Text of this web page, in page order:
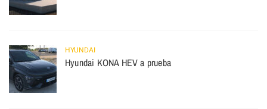
HYUNDAI
Hyundai KONA HEV a prueba